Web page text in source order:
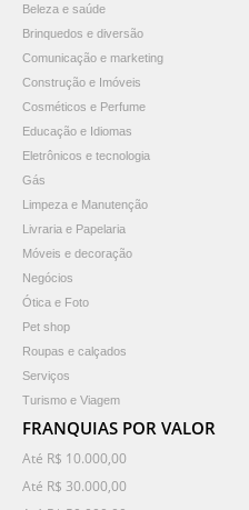
Beleza e saúde
Brinquedos e diversão
Comunicação e marketing
Construção e Imóveis
Cosméticos e Perfume
Educação e Idiomas
Eletrônicos e tecnologia
Gás
Limpeza e Manutenção
Livraria e Papelaria
Móveis e decoração
Negócios
Ótica e Foto
Pet shop
Roupas e calçados
Serviços
Turismo e Viagem
FRANQUIAS POR VALOR
Até R$ 10.000,00
Até R$ 30.000,00